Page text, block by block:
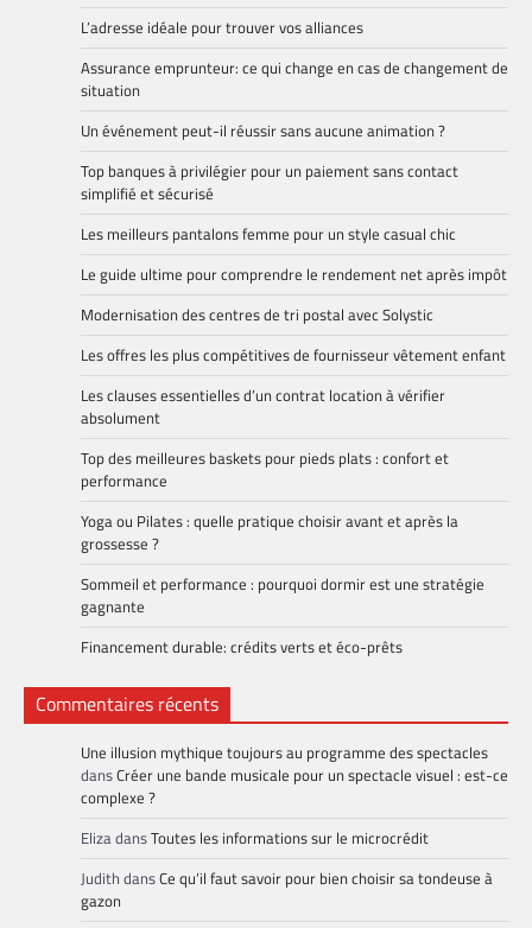
L’adresse idéale pour trouver vos alliances
Assurance emprunteur: ce qui change en cas de changement de
situation
Un événement peut-il réussir sans aucune animation ?
Top banques à privilégier pour un paiement sans contact
simplifié et sécurisé
Les meilleurs pantalons femme pour un style casual chic
Le guide ultime pour comprendre le rendement net après impôt
Modernisation des centres de tri postal avec Solystic
Les offres les plus compétitives de fournisseur vêtement enfant
Les clauses essentielles d’un contrat location à vérifier
absolument
Top des meilleures baskets pour pieds plats : confort et
performance
Yoga ou Pilates : quelle pratique choisir avant et après la
grossesse ?
Sommeil et performance : pourquoi dormir est une stratégie
gagnante
Financement durable: crédits verts et éco-prêts
Commentaires récents
Une illusion mythique toujours au programme des spectacles
dansCréer une bande musicale pour un spectacle visuel : est-ce
complexe ?
ElizadansToutes les informations sur le microcrédit
Judith dansCe qu’il faut savoir pour bien choisir sa tondeuse à
gazon